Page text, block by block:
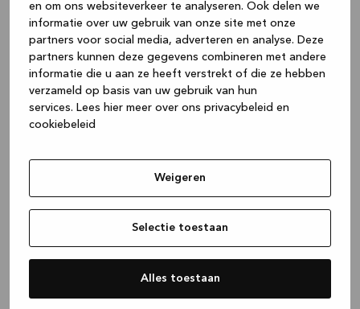
en om ons websiteverkeer te analyseren. Ook delen we
informatie over uw gebruik van onze site met onze
partners voor social media, adverteren en analyse. Deze
partners kunnen deze gegevens combineren met andere
informatie die u aan ze heeft verstrekt of die ze hebben
verzameld op basis van uw gebruik van hun
services. Lees hier meer over ons privacybeleid en
cookiebeleid
Weigeren
Selectie toestaan
Alles toestaan
(see the browser console for more
information).